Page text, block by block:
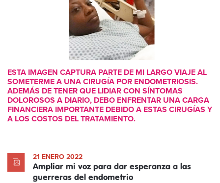
ESTA IMAGEN CAPTURA PARTE DE MI LARGO VIAJE AL
SOMETERME A UNA CIRUGÍA POR ENDOMETRIOSIS.
ADEMÁS DE TENER QUE LIDIAR CON SÍNTOMAS
DOLOROSOS A DIARIO, DEBO ENFRENTAR UNA CARGA
FINANCIERA IMPORTANTE DEBIDO A ESTAS CIRUGÍAS Y
A LOS COSTOS DEL TRATAMIENTO.
21 ENERO 2022
Ampliar mi voz para dar esperanza a las
guerreras del endometrio